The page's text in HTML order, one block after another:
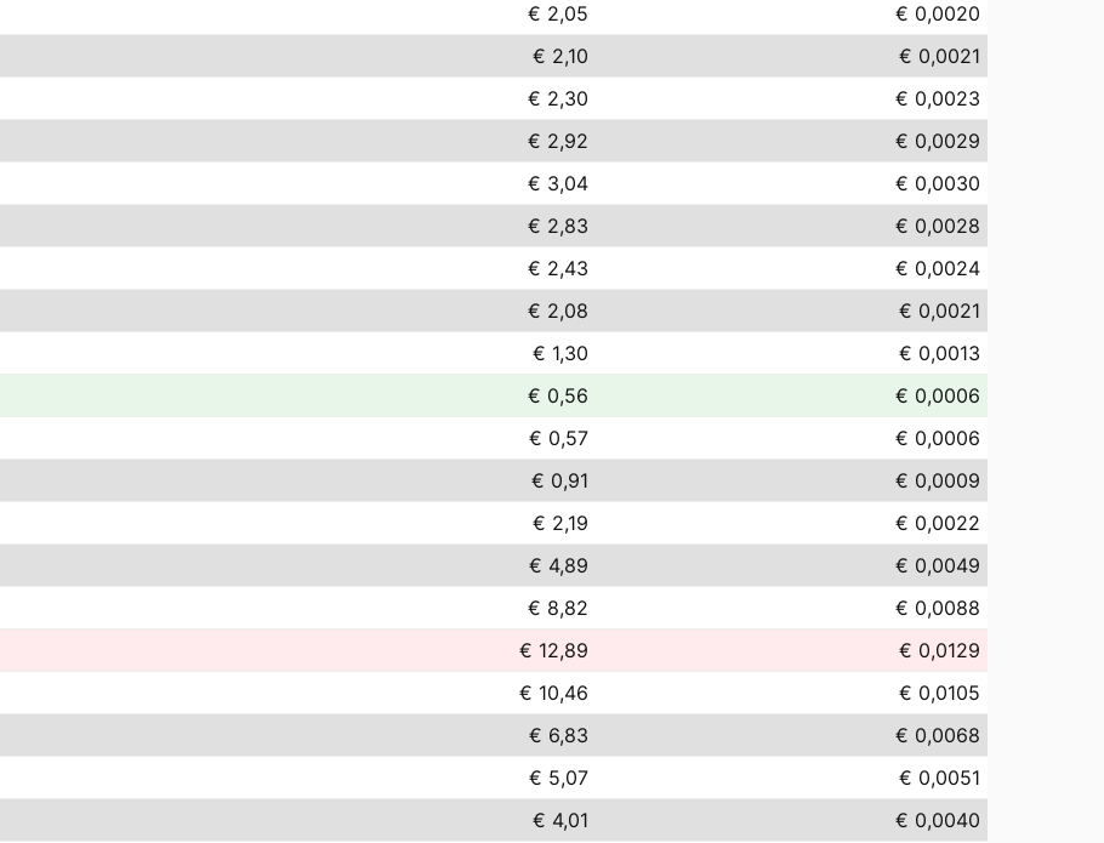
€ 2,05
€ 0,0020
€ 2,10
€ 0,0021
€ 2,30
€ 0,0023
€ 2,92
€ 0,0029
€ 3,04
€ 0,0030
€ 2,83
€ 0,0028
€ 2,43
€ 0,0024
€ 2,08
€ 0,0021
€ 1,30
€ 0,0013
€ 0,56
€ 0,0006
€ 0,57
€ 0,0006
€ 0,91
€ 0,0009
€ 2,19
€ 0,0022
€ 4,89
€ 0,0049
€ 8,82
€ 0,0088
€ 12,89
€ 0,0129
€ 10,46
€ 0,0105
€ 6,83
€ 0,0068
€ 5,07
€ 0,0051
€ 4,01
€ 0,0040